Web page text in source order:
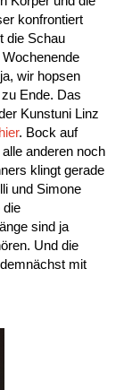
konfrontiert
die Schau
wir hopsen
zu Ende. Das
Kunstuni Linz
hier. Bock auf
anderen noch
klingt gerade
und Simone
die
sind ja
Und die
mit